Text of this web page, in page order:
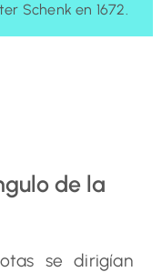
Schenk en 1672.
de la
se dirigían